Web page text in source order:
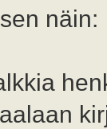
näin: